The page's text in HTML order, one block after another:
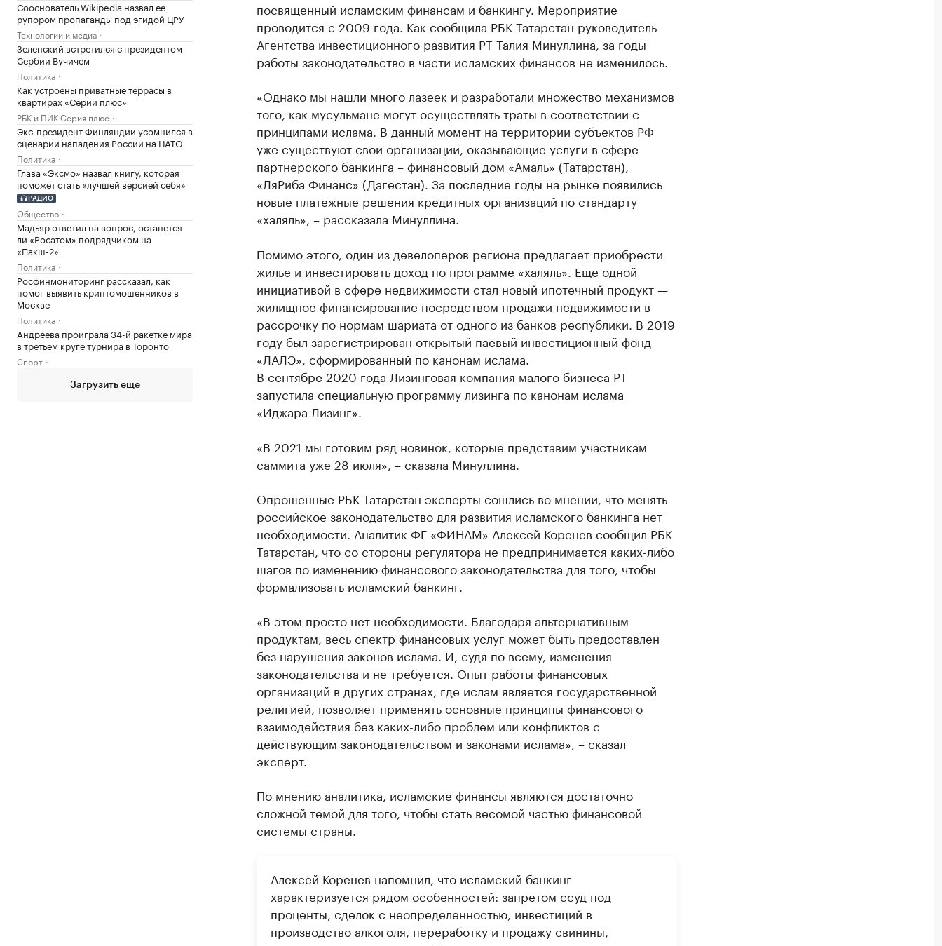
Сооснователь Wikipedia назвал ее
рупором пропаганды под эгидой ЦРУ
Технологии и медиа
Зеленский встретился с президентом
Сербии Вучичем
Политика
Как устроены приватные террасы в
квартирах «Серии плюс»
РБК и ПИК Серия плюс
Экс-президент Финляндии усомнился в
сценарии нападения России на НАТО
Политика
Глава «Эксмо» назвал книгу, которая
поможет стать «лучшей версией себя»
РАДИО
Общество
Мадьяр ответил на вопрос, останется
ли «Росатом» подрядчиком на
«Пакш-2»
Политика
Росфинмониторинг рассказал, как
помог выявить криптомошенников в
Москве
Политика
Андреева проиграла 34-й ракетке мира
в третьем круге турнира в Торонто
Спорт
Загрузить еще
посвященный исламским финансам и банкингу. Мероприятие
проводится с 2009 года. Как сообщила РБК Татарстан руководитель
Агентства инвестиционного развития РТ Талия Минуллина, за годы
работы законодательство в части исламских финансов не изменилось.
«Однако мы нашли много лазеек и разработали множество механизмов
того, как мусульмане могут осуществлять траты в соответствии с
принципами ислама. В данный момент на территории субъектов РФ
уже существуют свои организации, оказывающие услуги в сфере
партнерского банкинга – финансовый дом «Амаль» (Татарстан),
«ЛяРиба Финанс» (Дагестан). За последние годы на рынке появились
новые платежные решения кредитных организаций по стандарту
«халяль», – рассказала Минуллина.
Помимо этого, один из девелоперов региона предлагает приобрести
жилье и инвестировать доход по программе «халяль». Еще одной
инициативой в сфере недвижимости стал новый ипотечный продукт —
жилищное финансирование посредством продажи недвижимости в
рассрочку по нормам шариата от одного из банков республики. В 2019
году был зарегистрирован открытый паевый инвестиционный фонд
«ЛАЛЭ», сформированный по канонам ислама.
В сентябре 2020 года Лизинговая компания малого бизнеса РТ
запустила специальную программу лизинга по канонам ислама
«Иджара Лизинг».
«В 2021 мы готовим ряд новинок, которые представим участникам
саммита уже 28 июля», – сказала Минуллина.
Опрошенные РБК Татарстан эксперты сошлись во мнении, что менять
российское законодательство для развития исламского банкинга нет
необходимости. Аналитик ФГ «ФИНАМ» Алексей Коренев сообщил РБК
Татарстан, что со стороны регулятора не предпринимается каких-либо
шагов по изменению финансового законодательства для того, чтобы
формализовать исламский банкинг.
«В этом просто нет необходимости. Благодаря альтернативным
продуктам, весь спектр финансовых услуг может быть предоставлен
без нарушения законов ислама. И, судя по всему, изменения
законодательства и не требуется. Опыт работы финансовых
организаций в других странах, где ислам является государственной
религией, позволяет применять основные принципы финансового
взаимодействия без каких-либо проблем или конфликтов с
действующим законодательством и законами ислама», – сказал
эксперт.
По мнению аналитика, исламские финансы являются достаточно
сложной темой для того, чтобы стать весомой частью финансовой
системы страны.
Алексей Коренев напомнил, что исламский банкинг
характеризуется рядом особенностей: запретом ссуд под
проценты, сделок с неопределенностью, инвестиций в
производство алкоголя, переработку и продажу свинины,